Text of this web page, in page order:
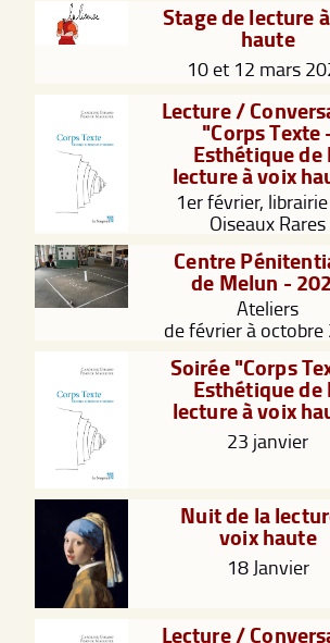
Stage de lecture
haute
10 et 12 mars
Lecture /
"Corps Texte
Esthétique de
lecture à voix
1er février,
Oiseaux Rares
Centre
de Melun -
Ateliers
de février à octobre
Soirée "Corps
Esthétique de
lecture à voix
23 janvier
Nuit de la
voix haute
18 Janvier
Lecture /